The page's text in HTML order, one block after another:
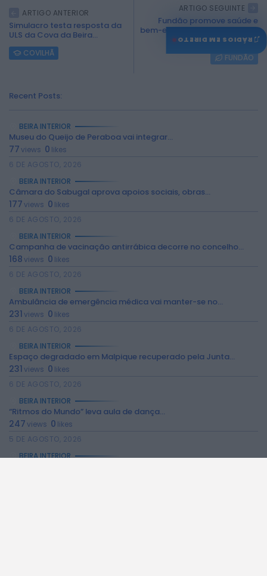
2026 Rádio Caria. Todos os direitos
ARTIGO ANTERIOR
Simulacro testa resposta da
ULS da Cova da Beira...
COVILHÃ
ARTIGO SEGUINTE
Fundão promove saúde e
bem-estar com atividades no
“Maio...
FUNDÃO
Recent Posts:
BEIRA INTERIOR
Museu do Queijo de Peraboa vai integrar...
77views 0 likes
6 DE AGOSTO, 2026
BEIRA INTERIOR
Câmara do Sabugal aprova apoios sociais, obras...
177views 0 likes
6 DE AGOSTO, 2026
BEIRA INTERIOR
Campanha de vacinação antirrábica decorre no concelho...
168views 0 likes
6 DE AGOSTO, 2026
BEIRA INTERIOR
Ambulância de emergência médica vai manter-se no...
231views 0 likes
6 DE AGOSTO, 2026
BEIRA INTERIOR
Espaço degradado em Malpique recuperado pela Junta...
231views 0 likes
6 DE AGOSTO, 2026
BEIRA INTERIOR
“Ritmos do Mundo” leva aula de dança...
247views 0 likes
5 DE AGOSTO, 2026
BEIRA INTERIOR
♫
RÁDIOS EM DIRETO